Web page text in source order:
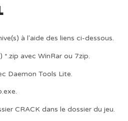
à l'aide des liens ci-dessous.
*.zip avec WinRar ou 7zip.
Daemon Tools Lite.
CRACK dans le dossier du jeu.